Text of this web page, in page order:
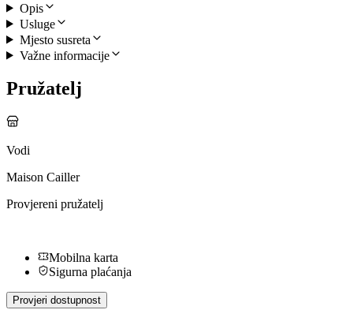
Opis
Usluge
Mjesto susreta
Važne informacije
Pružatelj
Vodi
Maison Cailler
Provjereni pružatelj
Mobilna karta
Sigurna plaćanja
Provjeri dostupnost